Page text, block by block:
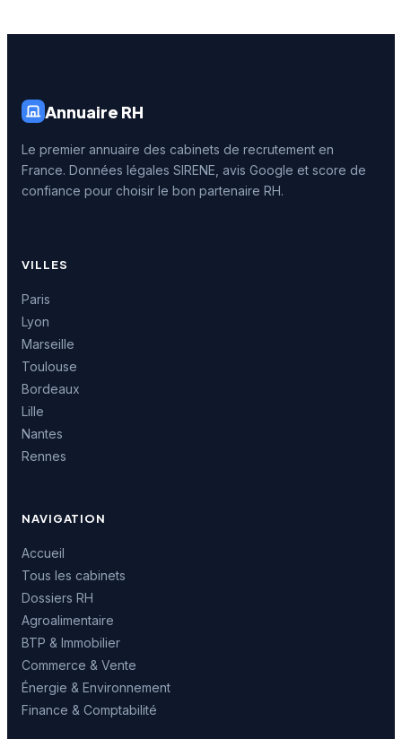
Annuaire RH
Le premier annuaire des cabinets de recrutement en
France. Données légales SIRENE, avis Google et score de
confiance pour choisir le bon partenaire RH.
VILLES
Paris
Lyon
Marseille
Toulouse
Bordeaux
Lille
Nantes
Rennes
NAVIGATION
Accueil
Tous les cabinets
Dossiers RH
Agroalimentaire
BTP & Immobilier
Commerce & Vente
Énergie & Environnement
Finance & Comptabilité